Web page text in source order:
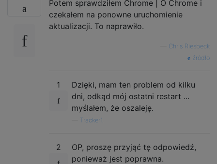
Potem sprawdziłem Chrome | O Chrome i
czekałem na ponowne uruchomienie
aktualizacji. To naprawiło.
Chris Riesbeck
źródło
1
Dzięki, mam ten problem od kilku
dni, odkąd mój ostatni restart ...
myślałem, że oszaleję.
Tracker1,
2
OP, proszę przyjąć tę odpowiedź,
ponieważ jest poprawna.